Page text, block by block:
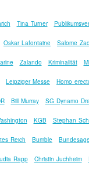
Tina Turner
Oskar Lafontaine Salome
Zalando Kriminalität
Leipziger Messe Homo
Bill Murray SG Dynamo
KGB Stephan
Reich Bumble
Rapp Christin Juchheim